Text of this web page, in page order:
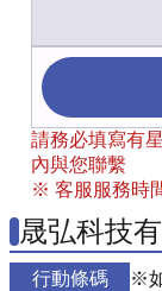
請務必填寫有
內與您聯繫
※ 客服服務時
晟弘科技
行動條碼
※